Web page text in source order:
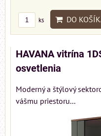
ks DO
HAVANA vitrína
osvetlenia
Moderný a štýlový
vášmu priestoru...